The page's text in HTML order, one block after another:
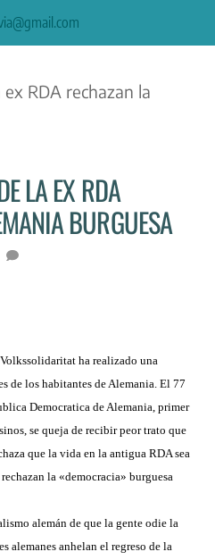
LA EX RDA
BURGUESA
ha realizado una
de los habitantes de Alemania. El 77
Democratica de Alemania, primer
se queja de recibir peor trato que
que la vida en la antigua RDA sea
la «democracia» burguesa
alemán de que la gente odie la
alemanes anhelan el regreso de la